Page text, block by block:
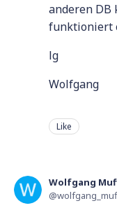
anderen DB
funktioniert
lg
Wolfgang
Like
Wolfgang